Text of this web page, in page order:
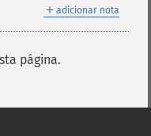
＋ adicionar nota
página.